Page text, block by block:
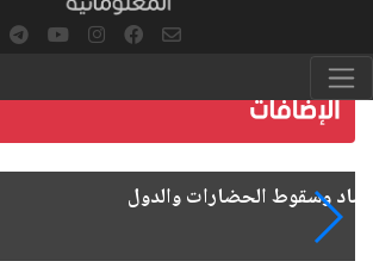
رواتب الموظفين على صفيح ساخن